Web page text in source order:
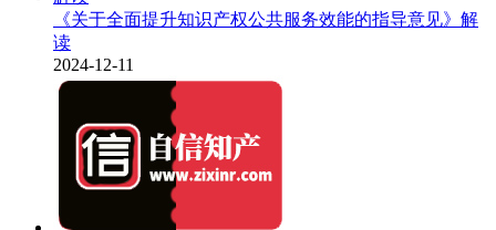
《关于全面提升知识产权公共服务效能的指导意见》解
读
2024-12-11